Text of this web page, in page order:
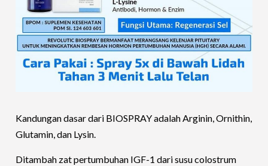
Kandungan dasar dari BIOSPRAY adalah Arginin, Ornithin,
Glutamin, dan Lysin.
Ditambah zat pertumbuhan IGF-1 dari susu colostrum